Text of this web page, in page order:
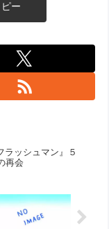
ピー
ラッシュマン』５
再会